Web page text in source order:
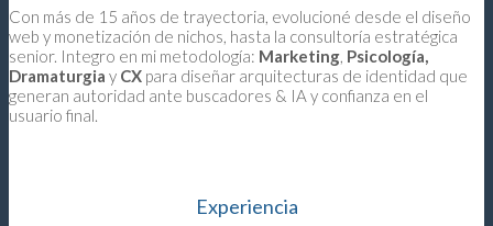
Con más de 15 años de trayectoria, evolucioné desde el diseño
web y monetización de nichos, hasta la consultoría estratégica
senior. Integro en mi metodología: Marketing, Psicología,
Dramaturgia y CX para diseñar arquitecturas de identidad que
generan autoridad ante buscadores & IA y confianza en el
usuario final.
Experiencia